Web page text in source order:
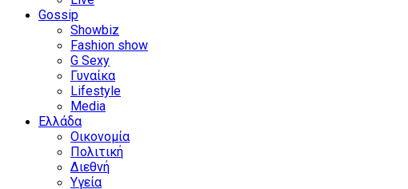
Gossip
Showbiz
Fashion show
G Sexy
Γυναίκα
Lifestyle
Media
Ελλάδα
Οικονομία
Πολιτική
Διεθνή
Υγεία